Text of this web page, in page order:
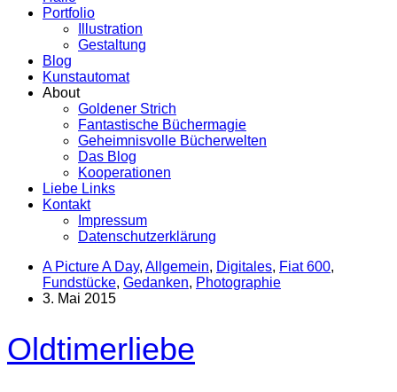
Portfolio
Illustration
Gestaltung
Blog
Kunstautomat
About
Goldener Strich
Fantastische Büchermagie
Geheimnisvolle Bücherwelten
Das Blog
Kooperationen
Liebe Links
Kontakt
Impressum
Datenschutzerklärung
A Picture A Day, Allgemein, Digitales, Fiat 600,
Fundstücke, Gedanken, Photographie
3. Mai 2015
Oldtimerliebe